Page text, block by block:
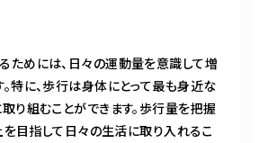
ためには、日々の運動量を意識して増
特に、歩行は身体にとって最も身近な
り組むことができます。歩行量を把握
目指して日々の生活に取り入れるこ